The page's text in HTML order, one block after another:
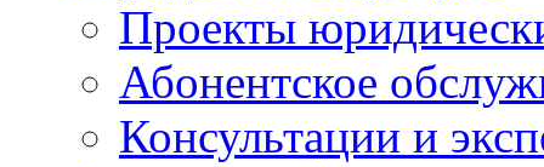
Проекты
Абонентское
Консультации и